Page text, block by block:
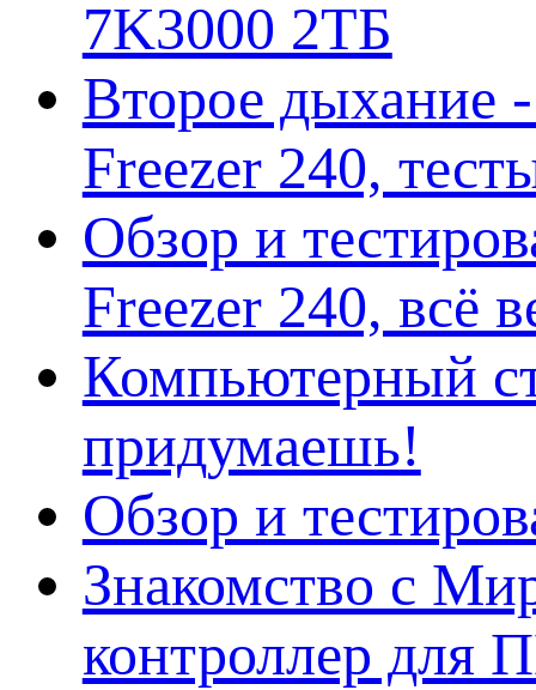
7K3000 2ТБ
Второе дыхание
Freezer 240,
Обзор и
Freezer 240, всё
Компьютерный
придумаешь!
Обзор и
Знакомство с
контроллер для